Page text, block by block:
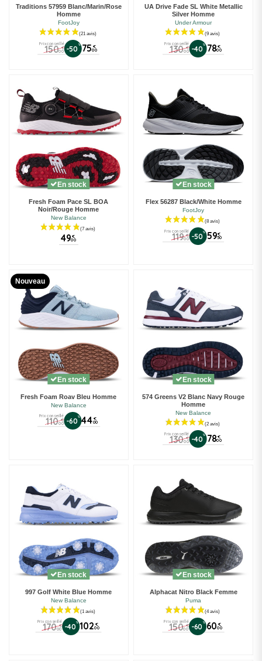
(1 avis)
Traditions 57959 Blanc/Marin/Rose
Homme
FootJoy
(21 avis)
Prix conseillé
150 €
00 -50% 75 €
00
UA Drive Fade SL White Metallic
Silver Homme
Under Armour
Prix conseillé
130 €
00 -40% 78 €
00
En stock
Fresh Foam Pace SL BOA
Noir/Rouge Homme
New Balance
49 €
00
En stock
Flex 56287 Black/White Homme
FootJoy
Prix conseillé
119 €
00 -50% 59 €
50
Nouveau
En stock
Fresh Foam Roav Bleu Homme
New Balance
Prix conseillé
110 €
00 -60% 44 €
00
En stock
574 Greens V2 Blanc Navy Rouge
Homme
New Balance
Prix conseillé
130 €
00 -40% 78 €
00
En stock
997 Golf White Blue Homme
New Balance
Prix conseillé
170 €
00 -40% 102 €
00
En stock
Alphacat Nitro Black Femme
Puma
Prix conseillé
150 €
00 -60 % 60 €
00